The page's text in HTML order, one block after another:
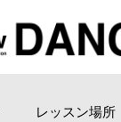
レッスン場所